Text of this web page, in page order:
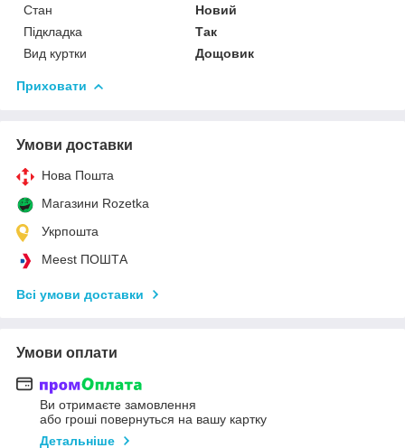
Стан
Новий
Підкладка
Так
Вид куртки
Дощовик
Приховати
Умови доставки
Нова Пошта
Магазини Rozetka
Укрпошта
Meest ПОШТА
Всі умови доставки
Умови оплати
Ви отримаєте замовлення
або гроші повернуться на вашу картку
Детальніше